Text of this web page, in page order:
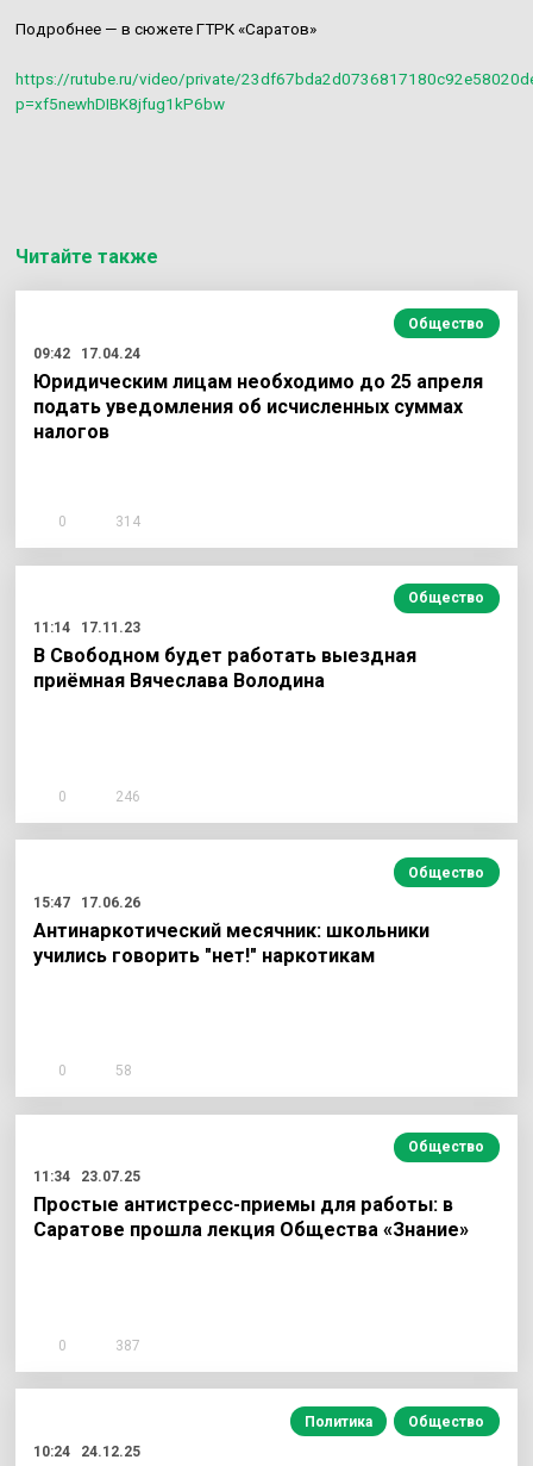
Подробнее — в сюжете ГТРК «Саратов»
https://rutube.ru/video/private/
p=xf5newhDIBK8jfug1kP6bw
Читайте также
Общество
09:42
17.04.24
Юридическим лицам необходимо до 25 апреля
подать уведомления об исчисленных суммах
налогов
0 314
Общество
11:14
17.11.23
В Свободном будет работать выездная
приёмная Вячеслава Володина
0 246
Общество
15:47
17.06.26
Антинаркотический месячник: школьники
учились говорить "нет!" наркотикам
0 58
Общество
11:34
23.07.25
Простые антистресс-приемы для работы: в
Саратове прошла лекция Общества «Знание»
0 387
Политика
Общество
10:24
24.12.25